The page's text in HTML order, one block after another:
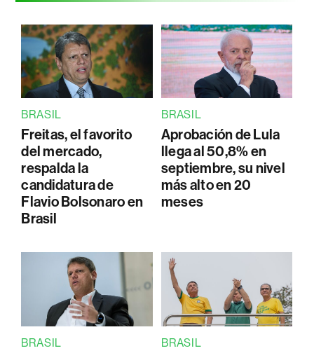
BRASIL
Freitas, el favorito
del mercado,
respalda la
candidatura de
Flavio Bolsonaro en
Brasil
BRASIL
Aprobación de Lula
llega al 50,8% en
septiembre, su nivel
más alto en 20
meses
BRASIL BRASIL